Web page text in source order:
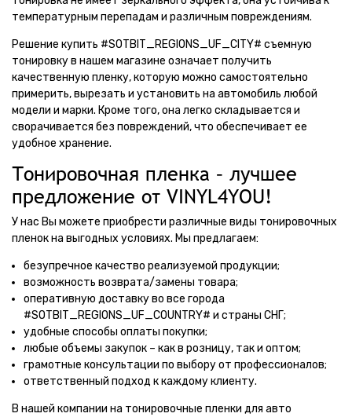
температурным перепадам и различным повреждениям.
Решение купить #SOTBIT_REGIONS_UF_CITY# съемную
тонировку в нашем магазине означает получить
качественную пленку, которую можно самостоятельно
примерить, вырезать и установить на автомобиль любой
модели и марки. Кроме того, она легко складывается и
сворачивается без повреждений, что обеспечивает ее
удобное хранение.
Тонировочная пленка – лучшее
предложение от VINYL4YOU!
У нас Вы можете приобрести различные виды тонировочных
пленок на выгодных условиях. Мы предлагаем:
безупречное качество реализуемой продукции;
возможность возврата/замены товара;
оперативную доставку во все города
#SOTBIT_REGIONS_UF_COUNTRY# и страны СНГ;
удобные способы оплаты покупки;
любые объемы закупок – как в розницу, так и оптом;
грамотные консультации по выбору от профессионалов;
ответственный подход к каждому клиенту.
В нашей компании на тонировочные пленки для авто